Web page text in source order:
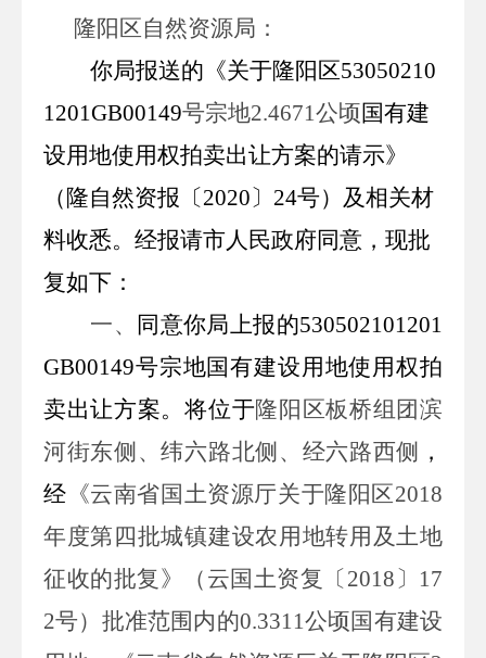
隆阳区自然资源局 ：
你局报送的《关于隆阳区53050210
1201GB00149号宗地2.4671公顷国有建
设用地使用权拍卖出让方案的请示》
（ 隆自然资报 〔2020〕 24号）及相关材
料收悉。经报请市人民政府同意，现批
复如下：
一、
同意你局上报的530502101201
GB00149号宗地国有建设用地使用权拍
卖出让方案。将位于隆阳区板桥组团滨
河街东侧、纬六路北侧、经六路西侧 ，
经 《云南省国土资源厅关于隆阳区2018
年度第四批城镇建设农用地转用及土地
征收的批复》（云国土资复〔 2018 〕 17
2号）批准范围内的0.3311公顷国有建设